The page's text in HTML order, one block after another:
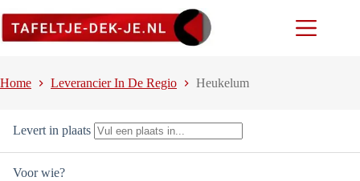
naar
Home Leverancier In De Regio Heukelum
Levert in plaats
Voor wie?